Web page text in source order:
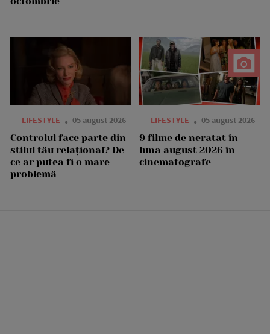
— LIFESTYLE 05 august 2026
Controlul face parte din
stilul tău relațional? De
ce ar putea fi o mare
problemă
— LIFESTYLE 05 august 2026
9 filme de neratat în
luna august 2026 în
cinematografe